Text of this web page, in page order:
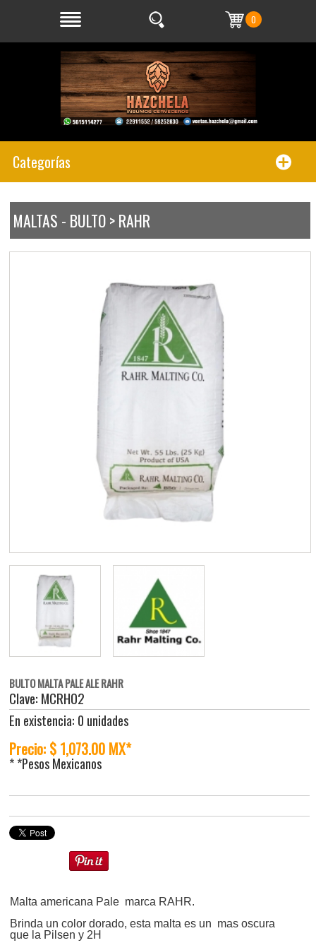
0
Categorías
MALTAS - BULTO > RAHR
BULTO MALTA PALE ALE RAHR
Clave: MCRH02
En existencia: 0 unidades
Precio: $ 1,073.00 MX*
* *Pesos Mexicanos
Malta americana Pale marca RAHR.
Brinda un color dorado, esta malta es un mas oscura
que la Pilsen y 2H